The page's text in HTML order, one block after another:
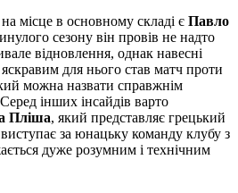
місце в основному складі є Павло
сезону він провів не надто
відновлення, однак навесні
для нього став матч проти
можна назвати справжнім
інших інсайдів варто
Пліша, який представляє грецький
за юнацьку команду клубу з
дуже розумним і технічним